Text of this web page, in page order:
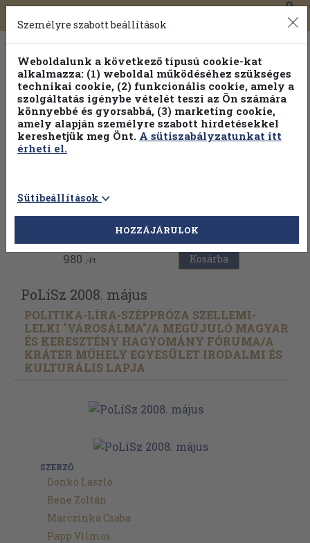
Toggle
navigation
0
Vissza az előző oldalra
980 ,-Ft Kosárba
PoLíSz 2008. május
POLITIKA-LÍRA-SZÉPPRÓZA SZELLEMI-
LELKI "VÁROSÁLMA"/A MEGÚJULÓ MAGYAR
ÉS KERESZTÉNY HAGYOMÁNY FÓRUMA/A
KRÁTER MŰHELY EGYESÜLET IRODALMI ÉS
KULTURÁLIS LAPJA
SZERZŐ
Donkó László
Bene Zoltán
Marczinka Csaba
Papp Vilmos
Személyre szabott beállítások
Weboldalunk a következő típusú cookie-kat
alkalmazza: (1) weboldal működéséhez szükséges
technikai cookie, (2) funkcionális cookie, amely a
szolgáltatás igénybe vételét teszi az Ön számára
könnyebbé és gyorsabbá, (3) marketing cookie,
amely alapján személyre szabott hirdetésekkel
kereshetjük meg Önt. A sütiszabályzatunkat itt
érheti el.
Sütibeállítások
HOZZÁJÁRULOK